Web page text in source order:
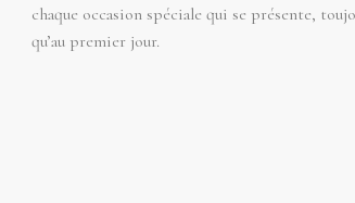
chaque occasion spéciale qui se présente,
qu’au premier jour.